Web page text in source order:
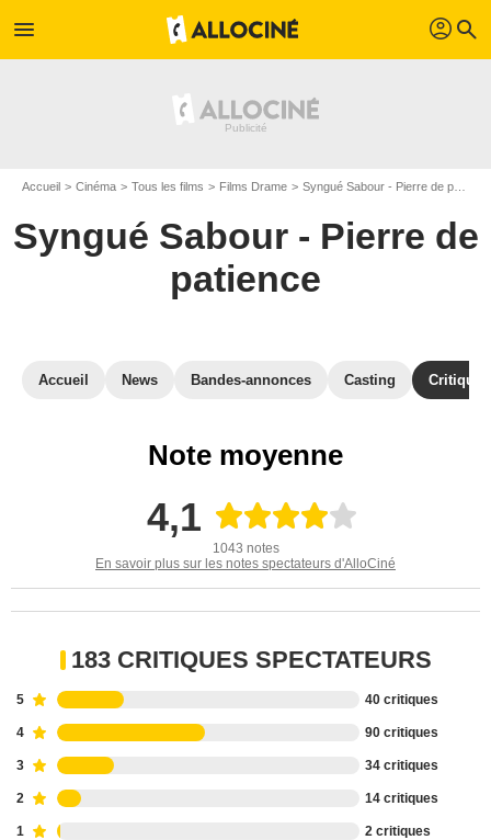
menu profil search
Accueil Cinéma Tous les films Films Drame Syngué Sabour - Pierre de patience
Syngué Sabour - Pierre de
patience
Accueil News Bandes-annonces Casting
Note moyenne
4,1
1043 notes
En savoir plus sur les notes spectateurs d'AlloCiné
183 CRITIQUES SPECTATEURS
5 40 critiques
4 90 critiques
3 34 critiques
2 14 critiques
1 2 critiques